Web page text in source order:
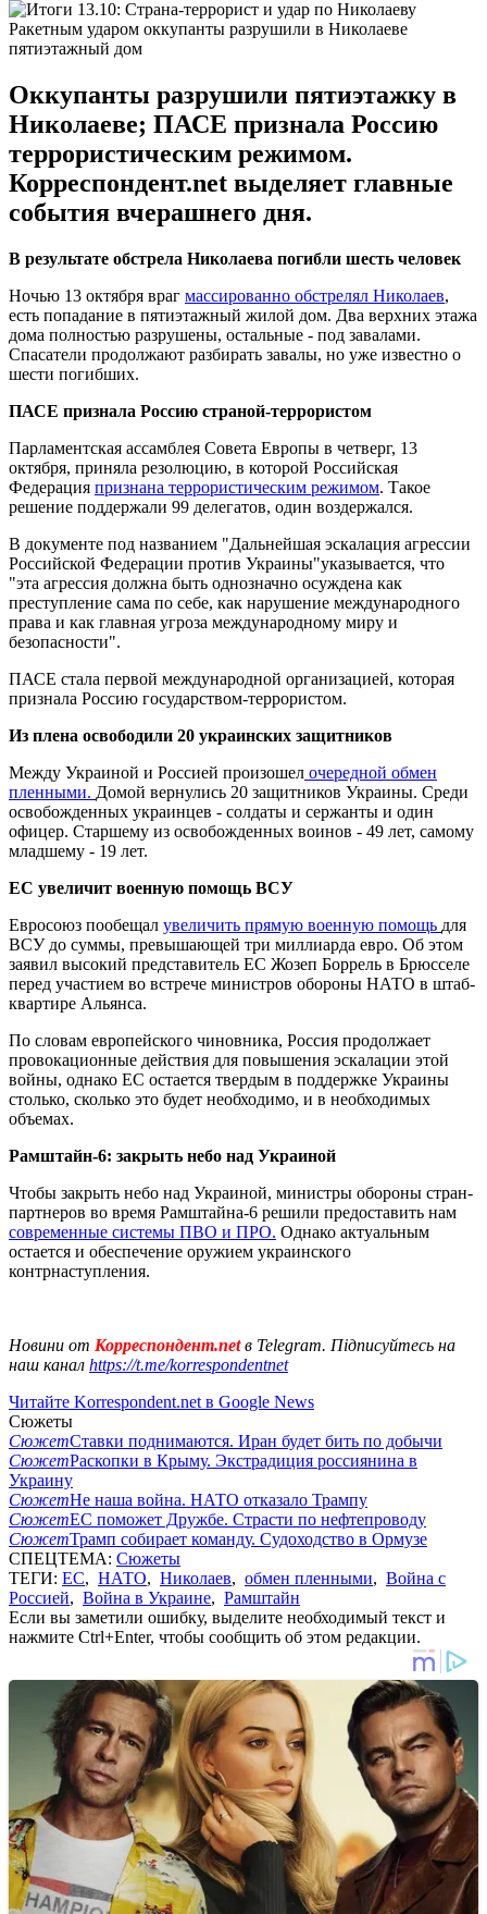
Ракетным ударом оккупанты разрушили в Николаеве
пятиэтажный дом
Оккупанты разрушили пятиэтажку в
Николаеве; ПАСЕ признала Россию
террористическим режимом.
Корреспондент.net выделяет главные
события вчерашнего дня.
В результате обстрела Николаева погибли шесть человек
Ночью 13 октября враг массированно обстрелял Николаев,
есть попадание в пятиэтажный жилой дом. Два верхних этажа
дома полностью разрушены, остальные - под завалами.
Спасатели продолжают разбирать завалы, но уже известно о
шести погибших.
ПАСЕ признала Россию страной-террористом
Парламентская ассамблея Совета Европы в четверг, 13
октября, приняла резолюцию, в которой Российская
Федерация признана террористическим режимом. Такое
решение поддержали 99 делегатов, один воздержался.
В документе под названием "Дальнейшая эскалация агрессии
Российской Федерации против Украины"указывается, что
"эта агрессия должна быть однозначно осуждена как
преступление сама по себе, как нарушение международного
права и как главная угроза международному миру и
безопасности".
ПАСЕ стала первой международной организацией, которая
признала Россию государством-террористом.
Из плена освободили 20 украинских защитников
Между Украиной и Россией произошел очередной обмен
пленными. Домой вернулись 20 защитников Украины. Среди
освобожденных украинцев - солдаты и сержанты и один
офицер. Старшему из освобожденных воинов - 49 лет, самому
младшему - 19 лет.
ЕС увеличит военную помощь ВСУ
Евросоюз пообещал увеличить прямую военную помощь для
ВСУ до суммы, превышающей три миллиарда евро. Об этом
заявил высокий представитель ЕС Жозеп Боррель в Брюсселе
перед участием во встрече министров обороны НАТО в штаб-
квартире Альянса.
По словам европейского чиновника, Россия продолжает
провокационные действия для повышения эскалации этой
войны, однако ЕС остается твердым в поддержке Украины
столько, сколько это будет необходимо, и в необходимых
объемах.
Рамштайн-6: закрыть небо над Украиной
Чтобы закрыть небо над Украиной, министры обороны стран-
партнеров во время Рамштайна-6 решили предоставить нам
современные системы ПВО и ПРО. Однако актуальным
остается и обеспечение оружием украинского
контрнаступления.
Новини от Корреспондент.netв Telegram. Підписуйтесь на
наш канал https://t.me/korrespondentnet
Читайте Korrespondent.net в Google News
Сюжеты
СюжетСтавки поднимаются. Иран будет бить по добычи
СюжетРаскопки в Крыму. Экстрадиция россиянина в
Украину
СюжетНе наша война. НАТО отказало Трампу
СюжетЕС поможет Дружбе. Страсти по нефтепроводу
СюжетТрамп собирает команду. Судоходство в Ормузе
СПЕЦТЕМА: Сюжеты
ТЕГИ: ЕС, НАТО, Николаев, обмен пленными, Война с
Россией, Война в Украине, Рамштайн
Если вы заметили ошибку, выделите необходимый текст и
нажмите Ctrl+Enter, чтобы сообщить об этом редакции.